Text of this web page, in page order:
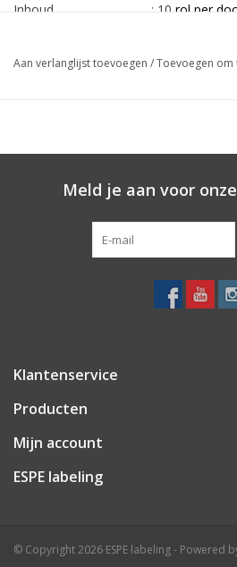
Inhoud
: 10 rol per
Prijs
Aan verlanglijst toevoegen /Toevoegen om
Meld je aan voor
Klantenservice
Producten
Mijn account
ESPE labeling
© Copyright 2026 ESPE labeling - Powered